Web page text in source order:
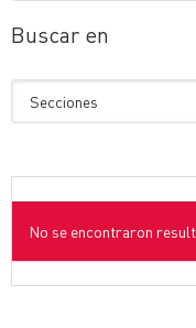
Buscar en
No se encontraron